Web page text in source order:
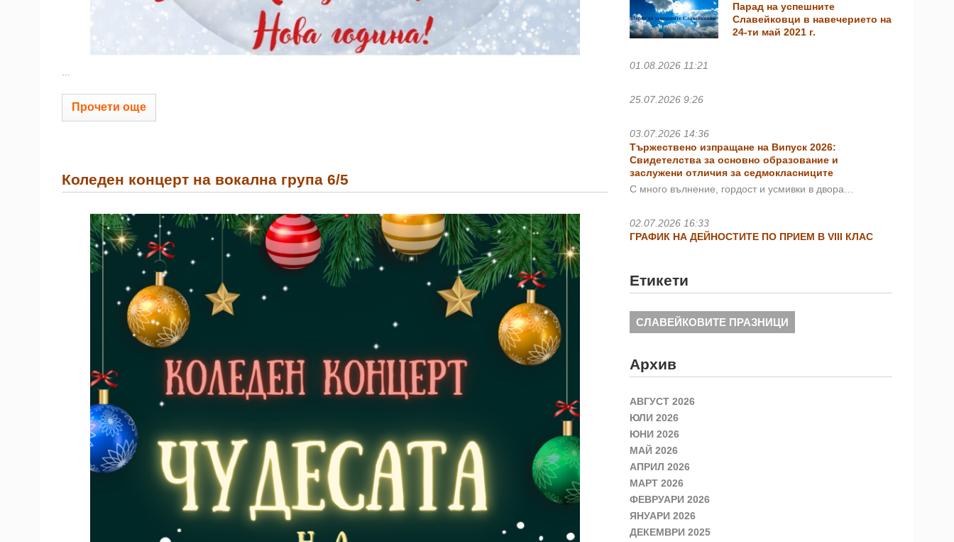
Прочети още
Коледен концерт на вокална група 6/5
Парад на успешните
Славейковци в навечерието на
24-ти май 2021 г.
01.08.2026 11:21
25.07.2026 9:26
03.07.2026 14:36
Тържествено изпращане на Випуск 2026:
Свидетелства за основно образование и
заслужени отличия за седмокласниците
С много вълнение, гордост и усмивки в двора…
02.07.2026 16:33
ГРАФИК НА ДЕЙНОСТИТЕ ПО ПРИЕМ В VIII КЛАС
Етикети
СЛАВЕЙКОВИТЕ ПРАЗНИЦИ
Архив
АВГУСТ 2026
ЮЛИ 2026
ЮНИ 2026
МАЙ 2026
АПРИЛ 2026
МАРТ 2026
ФЕВРУАРИ 2026
ЯНУАРИ 2026
ДЕКЕМВРИ 2025